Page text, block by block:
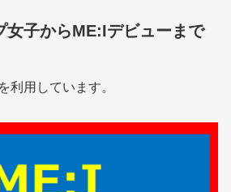
女子からME:Iデビューまで
利用しています。